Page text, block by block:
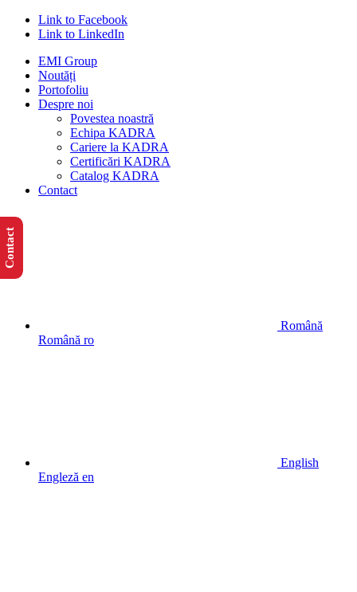
Link to Facebook
Link to LinkedIn
EMI Group
Noutăți
Portofoliu
Despre noi
Povestea noastră
Echipa KADRA
Cariere la KADRA
Certificări KADRA
Catalog KADRA
Contact
Română
Română ro
English
Engleză en
Contact